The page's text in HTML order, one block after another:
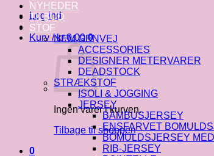
Log ind
Kurv /kr.0.00 0
Ingen varer i kurven.
Tilbage til shoppen
0
NYHEDER
TILBUD
STOF
NEM GENVEJ
ACCESSORIES
DESIGNER METERVARER
DEADSTOCK
STRÆKSTOF
ISOLI & JOGGING
JERSEY
BAMBUSJERSEY
ENSFARVET
BOMULDSJERSEY
RIB-JERSEY